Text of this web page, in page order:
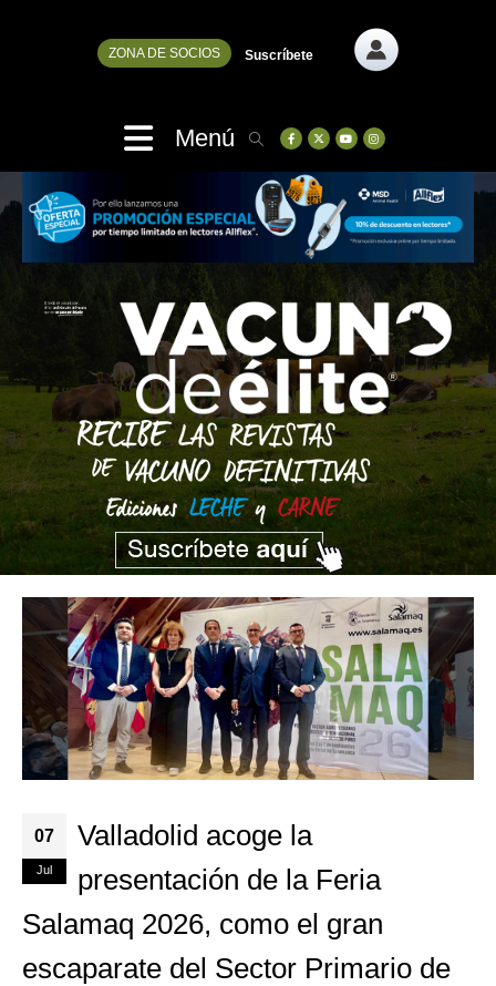
ZONA DE SOCIOS Suscríbete
Menú
07
Jul
Valladolid acoge la
presentación de la Feria
Salamaq 2026, como el gran
escaparate del Sector Primario de